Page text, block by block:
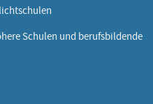
Schulen und berufsbildende